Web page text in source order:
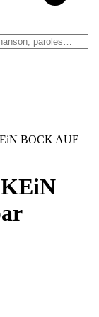
BOCK AUF
KEiN